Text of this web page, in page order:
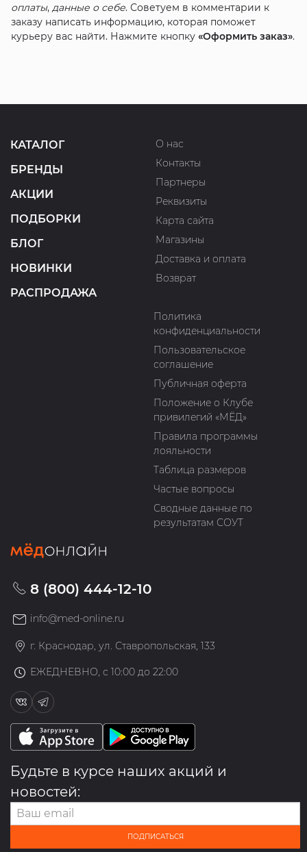
оплаты, данные о себе. Советуем в комментарии к
заказу написать информацию, которая поможет
курьеру вас найти. Нажмите кнопку «Оформить заказ».
КАТАЛОГ
БРЕНДЫ
АКЦИИ
ПОДБОРКИ
БЛОГ
НОВИНКИ
РАСПРОДАЖА
О нас
Контакты
Партнеры
Реквизиты
Карта сайта
Магазины
Доставка и оплата
Возврат
Политика
конфиденциальности
Пользовательское
соглашение
Публичная оферта
Положение о Клубе
привилегий «МЁД»
Правила программы
лояльности
Таблица размеров
Частые вопросы
Сводные данные по
результатам СОУТ
8 (800) 444-12-10
info@med-online.ru
г. Краснодар, ул. Ставропольская, 133
ЕЖЕДНЕВНО, с 10:00 до 22:00
Будьте в курсе наших акций и
новостей:
ПОДПИСАТЬСЯ